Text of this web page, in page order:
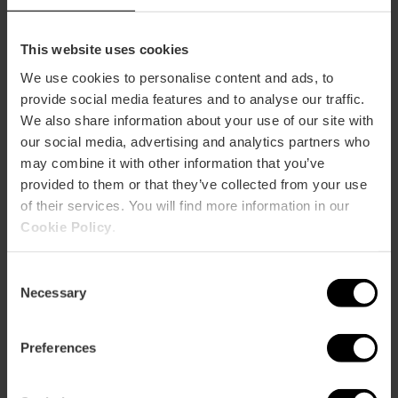
This website uses cookies
We use cookies to personalise content and ads, to
provide social media features and to analyse our traffic.
We also share information about your use of our site with
our social media, advertising and analytics partners who
may combine it with other information that you’ve
provided to them or that they’ve collected from your use
of their services. You will find more information in our
Cookie Policy
Selection
Necessary
Preferences
millones, con una inversión de 2 millones en la
Comunidad Valenciana, devoluciones del 25% hasta un
máximo de 1,5 millones. Toda la informaciónaquí
Ayudas València ciudad
En la ciudad de València, el Ayuntamiento exime de las
tasas de ocupación de la vía pública
a las productoras
patrimonio de la ciudad y contraten personal local.
También el rodaje en playas, a través de la
Demarcación